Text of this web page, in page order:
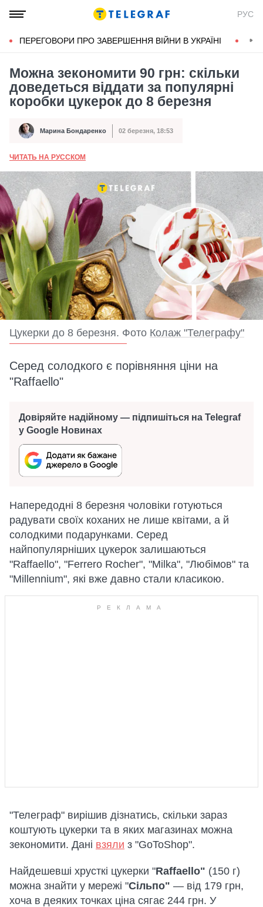
РУС
ПЕРЕГОВОРИ ПРО ЗАВЕРШЕННЯ ВІЙНИ В УКРАЇНІ
Можна зекономити 90 грн: скільки
доведеться віддати за популярні
коробки цукерок до 8 березня
Автор Марина Бондаренко
Дата публікації 02 березня, 18:53
ЧИТАТЬ НА РУССКОМ
Цукерки до 8 березня. Фото Колаж "Телеграфу"
Серед солодкого є порівняння ціни на
"Raffaello"
Довіряйте надійному — підпишіться на Telegraf
у Google Новинах
Напередодні 8 березня чоловіки готуються
радувати своїх коханих не лише квітами, а й
солодкими подарунками. Серед
найпопулярніших цукерок залишаються
"Raffaello", "Ferrero Rocher", "Milka", "Любімов" та
"Millennium", які вже давно стали класикою.
"Телеграф" вирішив дізнатись, скільки зараз
коштують цукерки та в яких магазинах можна
зекономити. Дані взяли з "GoToShop".
Найдешевші хрусткі цукерки "Raffaello" (150 г)
можна знайти у мережі "Сільпо" — від 179 грн,
хоча в деяких точках ціна сягає 244 грн. У